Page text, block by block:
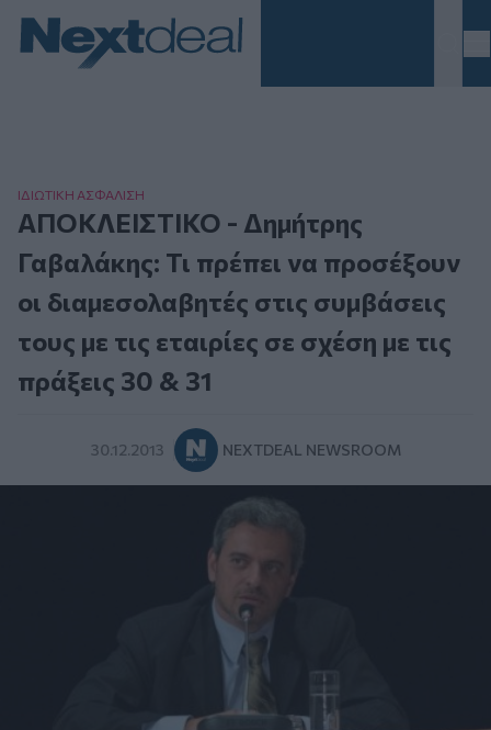
ΙΔΙΩΤΙΚΗ ΑΣΦAΛΙΣΗ
ΑΠΟΚΛΕΙΣΤΙΚΟ - Δημήτρης
Γαβαλάκης: Τι πρέπει να προσέξουν
οι διαμεσολαβητές στις συμβάσεις
τους με τις εταιρίες σε σχέση με τις
πράξεις 30 & 31
30.12.2013 NEXTDEAL NEWSROOM